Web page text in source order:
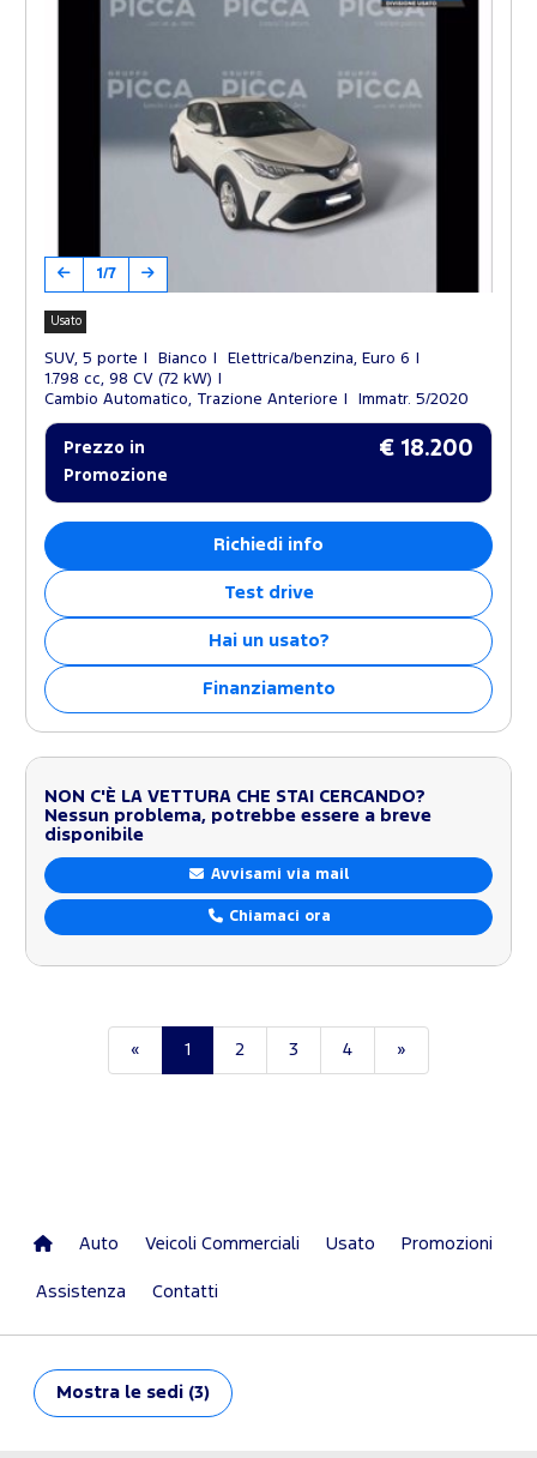
1/7
Usato
SUV, 5 porte Bianco
Elettrica/benzina, Euro 6
1.798 cc, 98 CV (72 kW)
Cambio Automatico, Trazione Anteriore
Immatr. 5/2020
Prezzo in
Promozione
€ 18.200
Richiedi info
Test drive
Hai un usato?
Finanziamento
NON C'È LA VETTURA CHE STAI CERCANDO?
Nessun problema, potrebbe essere a breve
disponibile
Avvisami via mail
Chiamaci ora
« 1 2 3 4 »
Auto Veicoli Commerciali Usato Promozioni
Assistenza Contatti
Mostra le sedi (3)